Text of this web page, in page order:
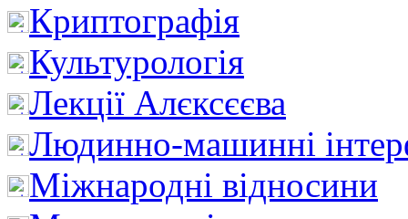
Криптографія
Культурологія
Лекції Алєксєєва
Людинно-машинні
Міжнародні відносини